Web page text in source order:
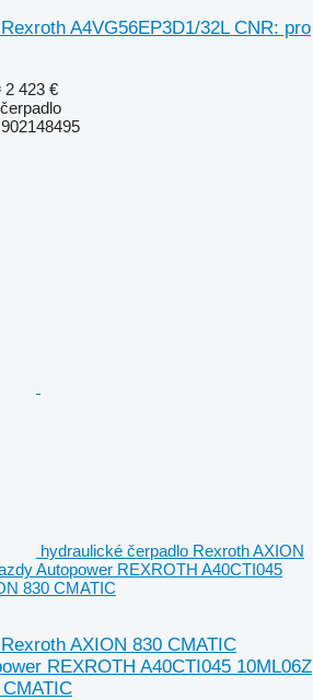
A4VG56EP3D1/32L CNR: pro
2 423 €
hydraulické čerpadlo Rexroth AXION
Autopower REXROTH A40CTI045
830 CMATIC
AXION 830 CMATIC
REXROTH A40CTI045 10ML06Z